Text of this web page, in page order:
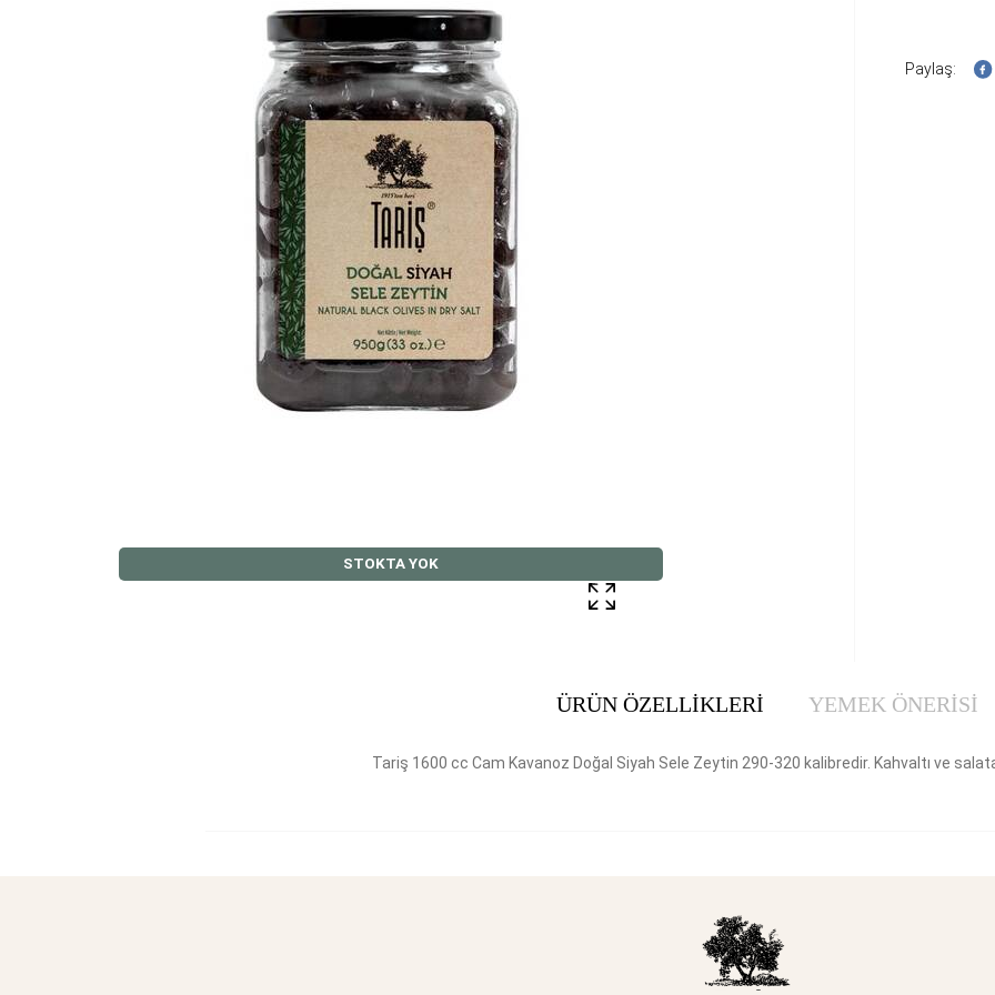
STOKTA YOK
Paylaş:
ÜRÜN ÖZELLIKLERI YEMEK ÖNERİSİ
Tariş 1600 cc Cam Kavanoz Doğal Siyah Sele Zeytin 290-320 kalibredir. Kahvaltı ve